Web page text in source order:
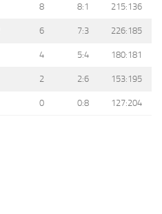
8 8:1 215:136
6 7:3 226:185
4 5:4 180:181
2 2:6 153:195
0 0:8 127:204